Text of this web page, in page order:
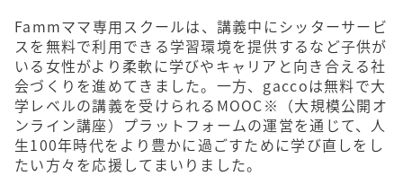
Fammママ専用スクールは、講義中にシッターサービ
スを無料で利用できる学習環境を提供するなど子供が
いる女性がより柔軟に学びやキャリアと向き合える社
会づくりを進めてきました。一方、gaccoは無料で大
学レベルの講義を受けられるMOOC※（大規模公開オ
ンライン講座）プラットフォームの運営を通じて、人
生100年時代をより豊かに過ごすために学び直しをし
たい方々を応援してまいりました。